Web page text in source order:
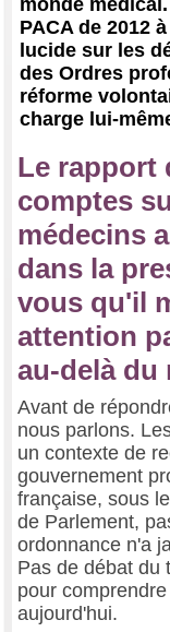
PACA de 2012
lucide sur les
des Ordres
réforme
charge lui-
Le rapport
comptes
médecins
dans la
vous qu'il
attention
au-delà du
Avant de
nous parlons.
un contexte de
gouvernement
française, sous
de Parlement,
ordonnance n'a
Pas de débat du
pour
aujourd'hui.